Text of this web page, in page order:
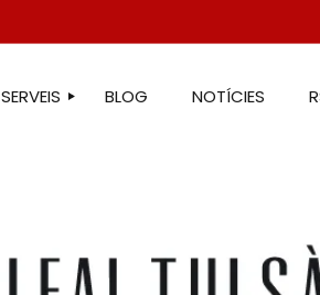
SERVEIS
ASSESSORIA JURÍDICA
BLOG NOTÍCIES